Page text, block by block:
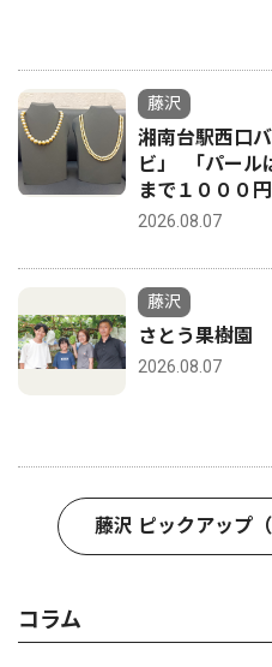
藤沢
湘南台駅西口
ビ」 ｢パール
まで１０００
2026.08.07
藤沢
さとう果樹園
2026.08.07
藤沢 ピックアップ
コラム